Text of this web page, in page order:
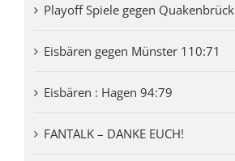
Playoff Spiele gegen Quakenbrück
Eisbären gegen Münster 110:71
Eisbären : Hagen 94:79
FANTALK – DANKE EUCH!